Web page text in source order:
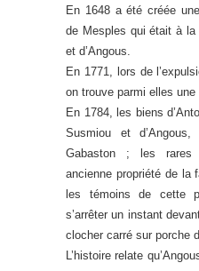
En 1648 a été créée
de Mesples qui était à
et d’Angous.
En 1771, lors de
on trouve parmi elles une
En 1784, les biens
Susmiou et
Gabaston ; les rares
ancienne propriété de la
les témoins de cette
s’arrêter un instant
clocher carré sur porche
L’histoire relate